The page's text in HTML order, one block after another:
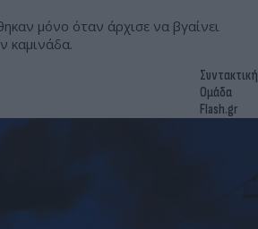
μόνο όταν άρχισε να βγαίνει
καμινάδα.
Συντακτική
Ομάδα
Flash.gr